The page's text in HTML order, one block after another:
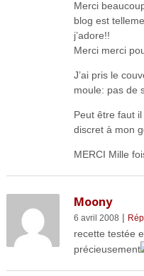
Merci
blog est
j’adore!!
Merci merci
J’ai pris le
moule: pas de
Peut être faut
discret à mon
MERCI Mille
Moony
6 avril 2008 |
recette testée
précieusement